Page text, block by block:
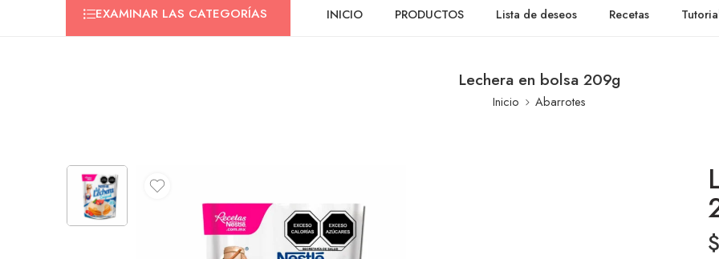
EXAMINAR LAS CATEGORÍAS INICIO PRODUCTOS Lista de deseos Recetas
Lechera en bolsa 209g
Inicio Abarrotes
$